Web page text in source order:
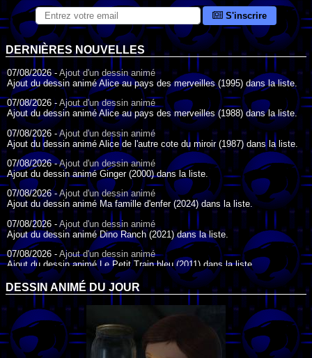
S'inscrire
DERNIÈRES NOUVELLES
07/08/2026 -Ajout d'un dessin animé
Ajout du dessin animé Alice au pays des merveilles (1995) dans la liste.
07/08/2026 - Ajout d'un dessin animé
Ajout du dessin animé Alice au pays des merveilles (1988) dans la liste.
07/08/2026 -Ajout d'un dessin animé
Ajout du dessin animé Alice de l'autre cote du miroir (1987) dans la liste.
07/08/2026 -Ajout d'un dessin animé
Ajout du dessin animé Ginger (2000) dans la liste.
07/08/2026 -Ajout d'un dessin animé
Ajout du dessin animé Ma famille d'enfer (2024) dans la liste.
07/08/2026 - Ajout d'un dessin animé
Ajout du dessin animé Dino Ranch (2021) dans la liste.
07/08/2026 - Ajout d'un dessin animé
Ajout du dessin animé Le Petit Train bleu (2011) dans la liste.
07/08/2026 -Ajout d'un dessin animé
Ajout du dessin animé Agent Spécial Oso (2009) dans la liste.
17/07/2026 - Ajout d'un dessin animé
Ajout du dessin animé Peter Pan (1988) dans la liste.
17/07/2026 -
Ajout d'un dessin animé
Ajout du dessin animé Le Bossu de Notre-Dame (1996) dans la liste.
DESSIN ANIMÉ DU JOUR